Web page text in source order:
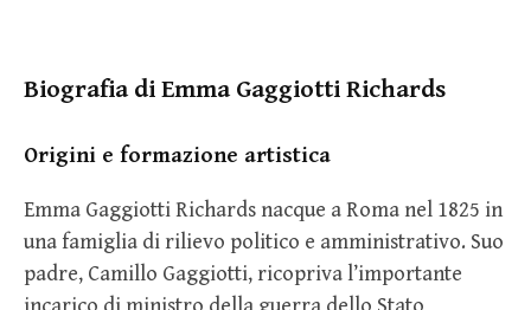
Biografia di Emma Gaggiotti Richards
Origini e formazione artistica
Emma Gaggiotti Richards nacque a Roma nel 1825 in
una famiglia di rilievo politico e amministrativo. Suo
padre, Camillo Gaggiotti, ricopriva l’importante